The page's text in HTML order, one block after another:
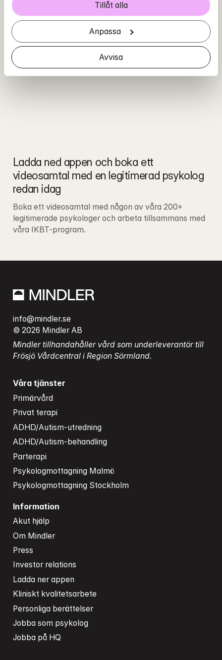
Tillåt alla
Anpassa
Avvisa
Ladda ned appen och boka ett
videosamtal med en legitimerad psykolog
redan idag
Boka ett videosamtal med någon av våra 200+
legitimerade psykologer och arbeta tillsammans med
våra IKBT-program.
info@mindler.se
© 2026 Mindler AB
Mindler tillhandahåller vård som underleverantör till
Frösjö Vårdcentral i Region Sörmland.
Våra tjänster
Primärvård
Privat terapi
ADHD/Autism-utredning
ADHD/Autism-behandling
Parterapi
Psykologmottagning Malmö
Psykologmottagning Stockholm
Information
Akut hjälp
Om Mindler
Press
Investor relations
Ladda ner appen
Kliniskt kvalitetsarbete
Personliga berättelser
Jobba som psykolog
Jobba på HQ